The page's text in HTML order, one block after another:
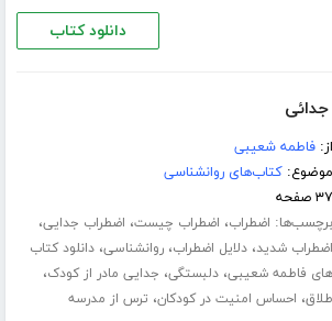
دانلود کتاب
از:فاطمه شعیبی
موضوع:کتاب‌های روانشناسی
۳۷ صفحه
برچسب‌ها: اضطراب، اضطراب چیست، اضطراب جدایی،
اضطراب شدید،دلایل اضطراب،روانشناسی،دانلود کتاب
های فاطمه شعیبی،دلبستگی، جدایی مادر از کودک،
طلاق، احساس امنیت در کودکان، ترس از مدرسه